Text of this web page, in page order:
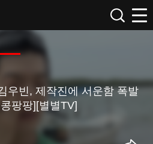
우빈, 제작진에 서운함 폭발
팡팡][별별TV]